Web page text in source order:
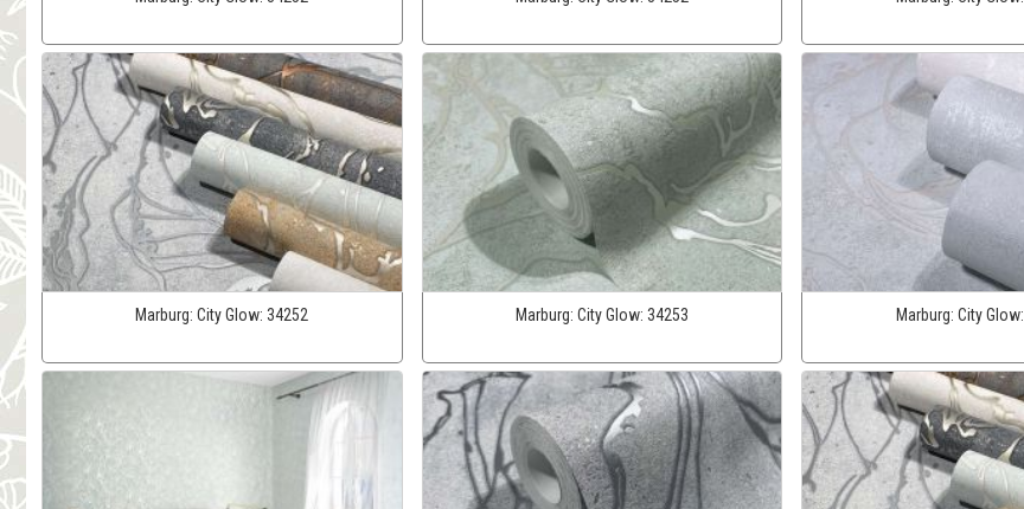
Marburg:City Glow:34252 Marburg: City Glow: 34253 Marburg: City Glow: